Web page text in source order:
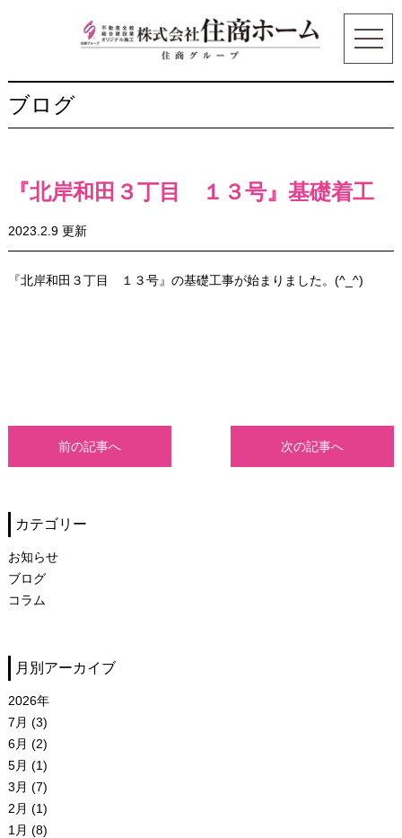
ブログ
『北岸和田３丁目 １３号』基礎着工
2023.2.9 更新
『北岸和田３丁目 １３号』の基礎工事が始まりました。(^_^)
前の記事へ 次の記事へ
カテゴリー
お知らせ
ブログ
コラム
月別アーカイブ
2026年
7月 (3)
6月 (2)
5月 (1)
3月 (7)
2月 (1)
1月 (8)